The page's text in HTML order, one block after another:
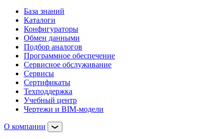
База знаний
Каталоги
Конфигураторы
Обмен данными
Подбор аналогов
Программное обеспечение
Сервисное обслуживание
Сервисы
Сертификаты
Техподдержка
Учебный центр
Чертежи и BIM-модели
О компании